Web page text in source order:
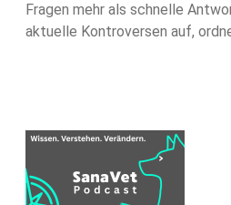
Fragen mehr als schnelle
aktuelle Kontroversen auf,